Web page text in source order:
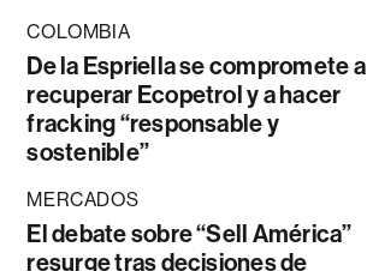
COLOMBIA
De la Espriella se compromete a
recuperar Ecopetrol y a hacer
fracking “responsable y
sostenible”
MERCADOS
El debate sobre “Sell América”
resurge tras decisiones de